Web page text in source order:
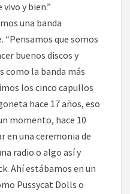
y bien.”
una banda
que somos
buenos discos y
como la banda más
los cinco capullos
hace 17 años, eso
momento, hace 10
en una ceremonia de
radio o algo así y
Ahí estábamos en un
Pussycat Dolls o